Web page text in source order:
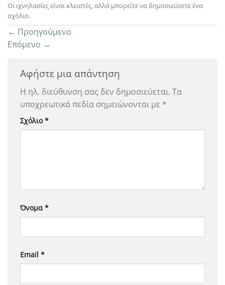
Οι ιχνηλασίες είναι κλειστές, αλλά μπορείτε να δημοσιεύσετεένα
σχόλιο.
← Προηγούμενο
Επόμενο →
Αφήστε μια απάντηση
Η ηλ. διεύθυνση σας δεν δημοσιεύεται. Τα
υποχρεωτικά πεδία σημειώνονται με *
Σχόλιο*
Όνομα *
Email *